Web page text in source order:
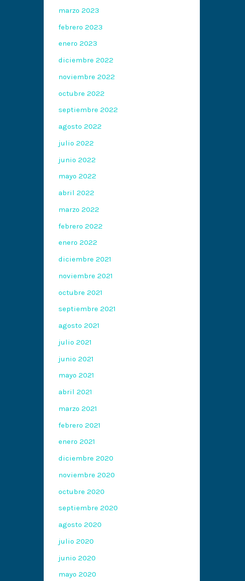
marzo 2023
febrero 2023
enero 2023
diciembre 2022
noviembre 2022
octubre 2022
septiembre 2022
agosto 2022
julio 2022
junio 2022
mayo 2022
abril 2022
marzo 2022
febrero 2022
enero 2022
diciembre 2021
noviembre 2021
octubre 2021
septiembre 2021
agosto 2021
julio 2021
junio 2021
mayo 2021
abril 2021
marzo 2021
febrero 2021
enero 2021
diciembre 2020
noviembre 2020
octubre 2020
septiembre 2020
agosto 2020
julio 2020
junio 2020
mayo 2020